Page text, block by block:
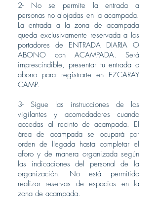
2- No se permite la entrada a
personas no alojadas en la acampada.
La entrada a la zona de acampada
queda exclusivamente reservada a los
portadores de ENTRADA DIARIA O
ABONO con ACAMPADA. Será
imprescindible, presentar tu entrada o
abono para registrarte en EZCARAY
CAMP.
3- Sigue las instrucciones de los
vigilantes y acomodadores cuando
accedas al recinto de acampada. El
área de acampada se ocupará por
orden de llegada hasta completar el
aforo y de manera organizada según
las indicaciones del personal de la
organización. No está permitido
realizar reservas de espacios en la
zona de acampada.